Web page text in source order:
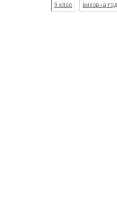
9 клас виховна